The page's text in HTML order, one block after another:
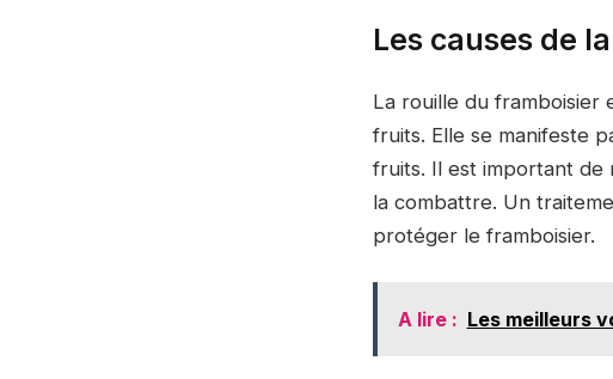
Les causes de
La rouille du framboisier
fruits. Elle se manifeste
fruits. Il est important de
la combattre. Un
protéger le framboisier.
A lire : Les meilleurs